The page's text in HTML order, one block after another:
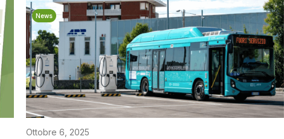
News
Ottobre 6, 2025